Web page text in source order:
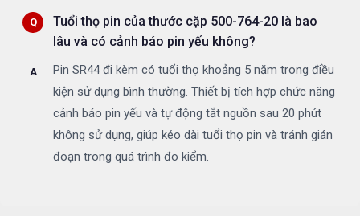
Tuổi thọ pin của thước cặp 500-764-20 là bao
lâu và có cảnh báo pin yếu không?
Pin SR44 đi kèm có tuổi thọ khoảng 5 năm trong điều
kiện sử dụng bình thường. Thiết bị tích hợp chức năng
cảnh báo pin yếu và tự động tắt nguồn sau 20 phút
không sử dụng, giúp kéo dài tuổi thọ pin và tránh gián
đoạn trong quá trình đo kiểm.